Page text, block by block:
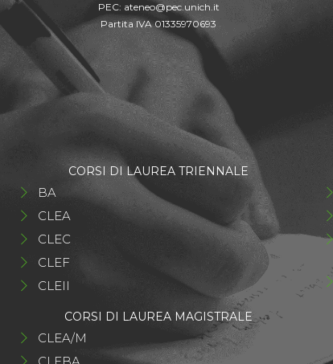
PEC: ateneo@pec.unich.it
Partita IVA 01335970693
CORSI DI LAUREA TRIENNALE
BA
CLEA
CLEC
CLEF
CLEII
CORSI DI LAUREA MAGISTRALE
CLEA/M